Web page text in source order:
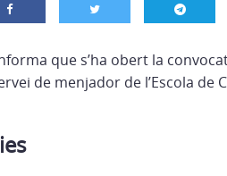
que s’ha obert la
de menjador de l’Escola de